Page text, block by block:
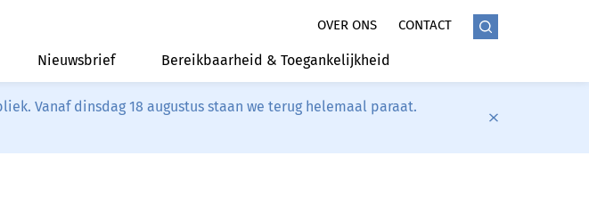
OVER ONS CONTACT
Nieuwsbrief Bereikbaarheid & Toegankelijkheid
Vanaf dinsdag 18 augustus staan we terug helemaal paraat.